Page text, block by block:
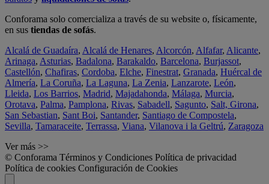
Conforama solo comercializa a través de su website o, físicamente,
en sus tiendas de sofás.
Alcalá de Guadaíra, Alcalá de Henares, Alcorcón, Alfafar, Alicante,
Arinaga, Asturias, Badalona, Barakaldo, Barcelona, Burjassot,
Castellón, Chafiras, Cordoba, Elche, Finestrat, Granada, Huércal de
Almería, La Coruña, La Laguna, La Zenia, Lanzarote, León,
Lleida, Los Barrios, Madrid, Majadahonda, Málaga, Murcia,
Orotava, Palma, Pamplona, Rivas, Sabadell, Sagunto, Salt, Girona,
San Sebastian, Sant Boi, Santander, Santiago de Compostela,
Sevilla, Tamaraceite, Terrassa, Viana, Vilanova i la Geltrú, Zaragoza
Ver más >>
© Conforama Términos y Condiciones Política de privacidad
Política de cookies Configuración de Cookies